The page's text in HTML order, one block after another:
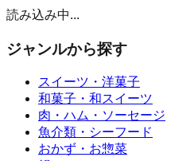
読み込み中...
ジャンルから探す
スイーツ・洋菓子
和菓子・和スイーツ
肉・ハム・ソーセージ
魚介類・シーフード
おかず・お惣菜